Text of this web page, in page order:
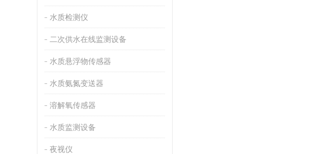
水质检测仪
二次供水在线监测设备
水质悬浮物传感器
水质氨氮变送器
溶解氧传感器
水质监测设备
夜视仪